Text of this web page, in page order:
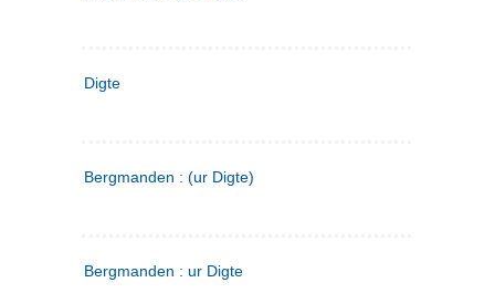
Digte
Bergmanden : (ur Digte)
Bergmanden : ur Digte